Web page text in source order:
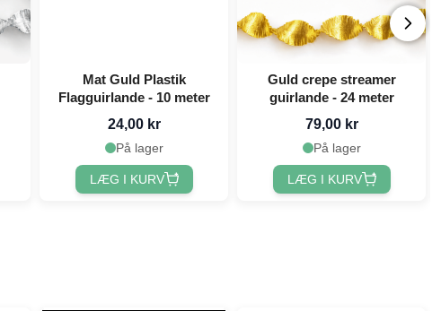
Mat Guld Plastik
Flagguirlande - 10 meter
24,00 kr
På lager
LÆG I KURV
Guld crepe streamer
guirlande - 24 meter
79,00 kr
På lager
LÆG I KURV